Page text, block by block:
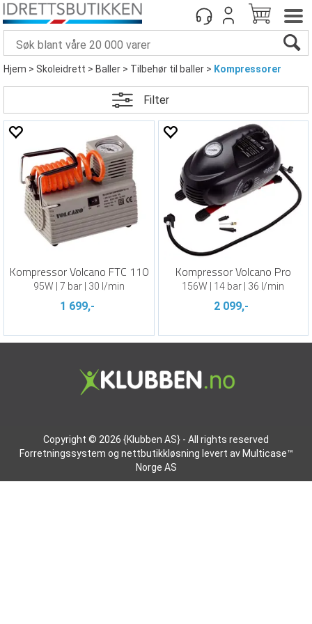
Hjem>Skoleidrett>Baller>Tilbehør til baller> Kompressorer
Filter
Kompressor Volcano FTC 110
95W | 7 bar | 30 l/min
1 699,-
Kompressor Volcano Pro
156W | 14 bar | 36 l/min
2 099,-
Copyright © 2026 {Klubben AS} - All rights reserved
Forretningssystem og nettbutikkløsning levert avMulticase™
Norge AS